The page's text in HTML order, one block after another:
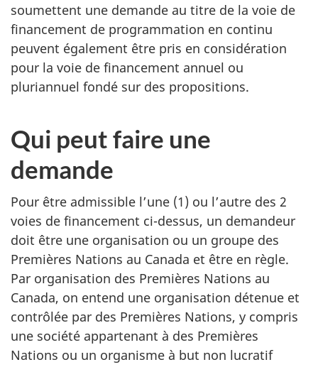
soumettent une demande au titre de la voie de
financement de programmation en continu
peuvent également être pris en considération
pour la voie de financement annuel ou
pluriannuel fondé sur des propositions.
Qui peut faire une
demande
Pour être admissible l’une (1) ou l’autre des 2
voies de financement ci-dessus, un demandeur
doit être une organisation ou un groupe des
Premières Nations au Canada et être en règle.
Par organisation des Premières Nations au
Canada, on entend une organisation détenue et
contrôlée par des Premières Nations, y compris
une société appartenant à des Premières
Nations ou un organisme à but non lucratif